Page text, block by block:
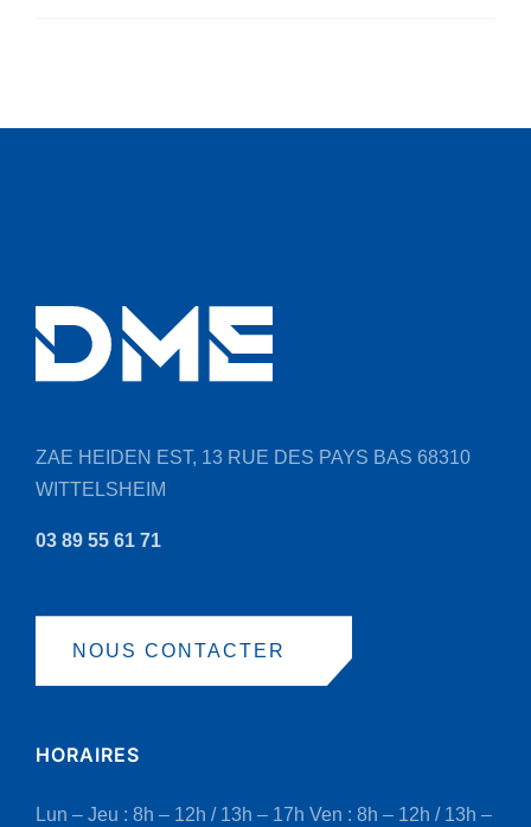
ZAE HEIDEN EST, 13 RUE DES PAYS BAS 68310
WITTELSHEIM
03 89 55 61 71
NOUS CONTACTER
HORAIRES
Lun – Jeu : 8h – 12h / 13h – 17h Ven : 8h – 12h / 13h –